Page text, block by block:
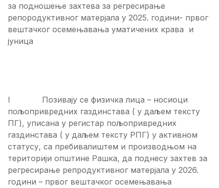
за подношење захтева за регресирање
репородуктивног матерјала у 2025. години- првог
вештачког осемењавања уматичених крава и
јуница
I Позивају се физичка лица – носиоци
пољопривредних газдинстава ( у даљем тексту
ПГ), уписана у регистар пољопривредних
газдинстава ( у даљем тексту РПГ) у активном
статусу, са пребивалиштем и производњом на
територији општине Рашка, да поднесу захтев за
регресирање репродуктивног матерјала у 2026.
години – првог вештачког осемењавања